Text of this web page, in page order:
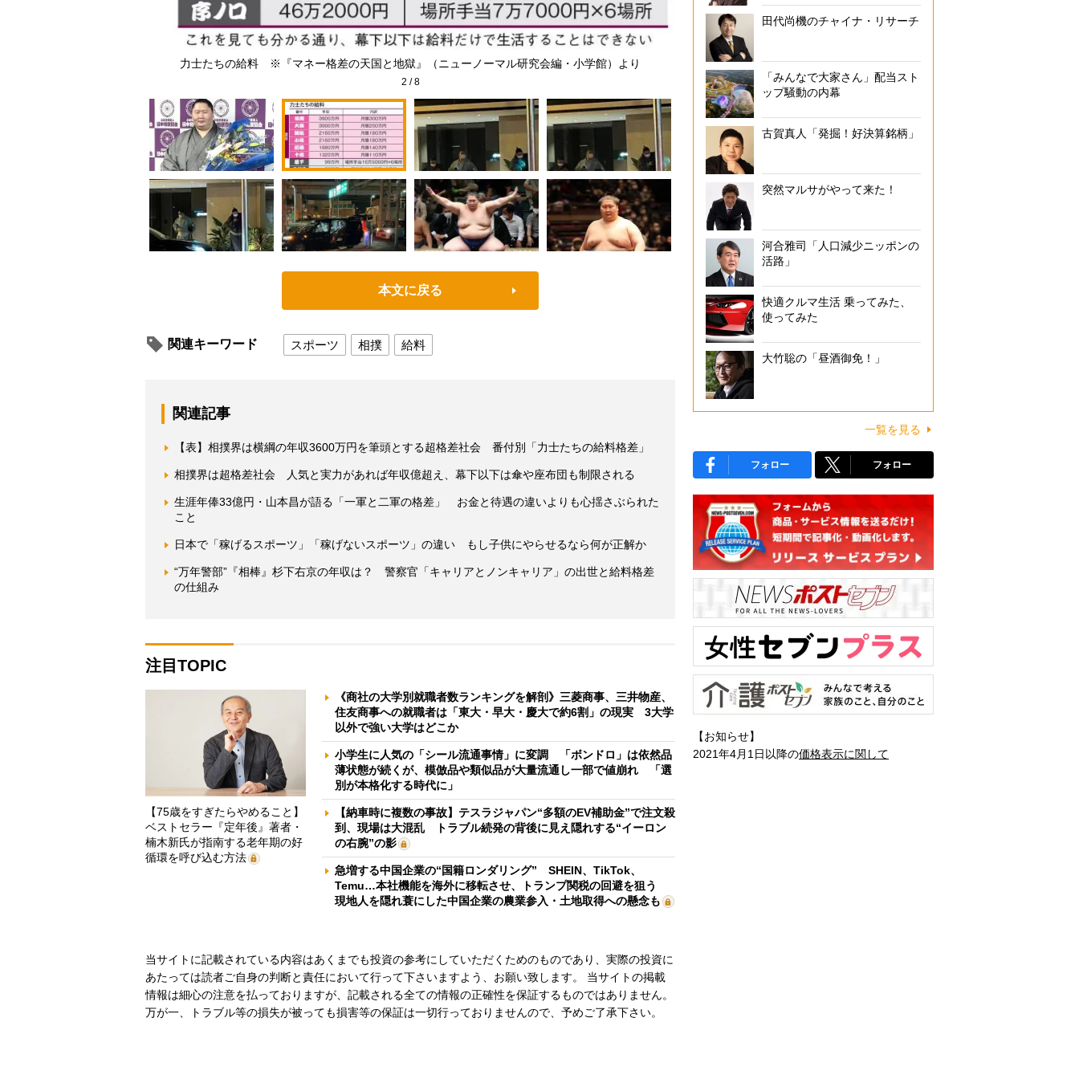
力士たちの給料 ※『マネー格差の天国と地獄』（ニューノーマル研究会編・小学館）より なかなかタクシーが来ず、スマホを見ながら時間を過ごす逸ノ城（右
2 /8
本文に戻る
関連キーワード スポーツ 相撲 給料
関連記事
【表】相撲界は横綱の年収3600万円を筆頭とする超格差社会 番付別「力士たちの給料格差」
相撲界は超格差社会 人気と実力があれば年収億超え、幕下以下は傘や座布団も制限される
生涯年俸33億円・山本昌が語る「一軍と二軍の格差」 お金と待遇の違いよりも心揺さぶられた
こと
日本で「稼げるスポーツ」「稼げないスポーツ」の違い もし子供にやらせるなら何が正解か
“万年警部”『相棒』杉下右京の年収は？ 警察官「キャリアとノンキャリア」の出世と給料格差
の仕組み
注目TOPIC
【75歳をすぎたらやめること】
ベストセラー『定年後』著者・
楠木新氏が指南する老年期の好
循環を呼び込む方法
《商社の大学別就職者数ランキングを解剖》三菱商事、三井物産、
住友商事への就職者は「東大・早大・慶大で約6割」の現実 3大学
以外で強い大学はどこか
小学生に人気の「シール流通事情」に変調 「ボンドロ」は依然品
薄状態が続くが、模倣品や類似品が大量流通し一部で値崩れ 「選
別が本格化する時代に」
【納車時に複数の事故】テスラジャパン“多額のEV補助金”で注文殺
到、現場は大混乱 トラブル続発の背後に見え隠れする“イーロン
の右腕”の影
急増する中国企業の“国籍ロンダリング” SHEIN、TikTok、
Temu…本社機能を海外に移転させ、トランプ関税の回避を狙う
現地人を隠れ蓑にした中国企業の農業参入・土地取得への懸念も
当サイトに記載されている内容はあくまでも投資の参考にしていただくためのものであり、実際の投資に
あたっては読者ご自身の判断と責任において行って下さいますよう、お願い致します。 当サイトの掲載
情報は細心の注意を払っておりますが、記載される全ての情報の正確性を保証するものではありません。
万が一、トラブル等の損失が被っても損害等の保証は一切行っておりませんので、予めご了承下さい。
田代尚機のチャイナ・リサーチ
「みんなで大家さん」配当スト
ップ騒動の内幕
古賀真人「発掘！好決算銘柄」
突然マルサがやって来た！
河合雅司「人口減少ニッポンの
活路」
快適クルマ生活 乗ってみた、
使ってみた
大竹聡の「昼酒御免！」
一覧を見る
フォロー フォロー
【お知らせ】
2021年4月1日以降の価格表示に関して